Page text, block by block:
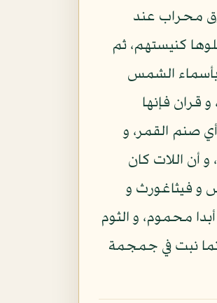
محراب عند
كنيستهم، ثم
بأسماء الشمس
قران فإنها
صنم القمر، و
أن اللات كان
و فيثاغورث و
محموم، و الثوم
نبت في جمجمة